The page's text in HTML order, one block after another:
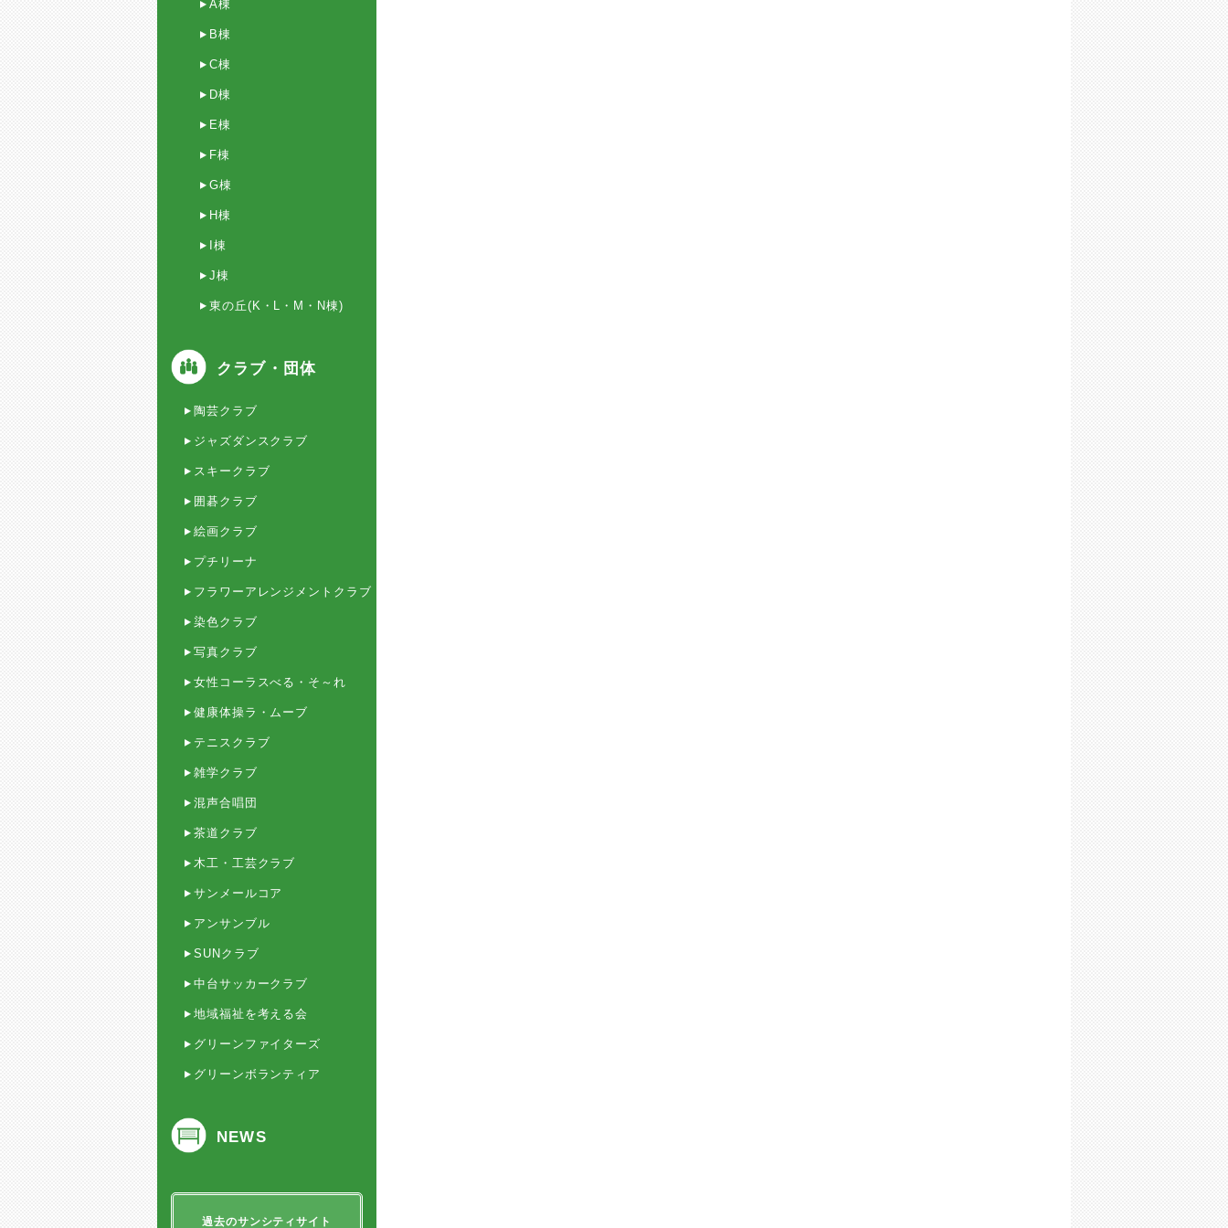
A棟
B棟
C棟
D棟
E棟
F棟
G棟
H棟
I棟
J棟
東の丘(K・L・M・N棟)
クラブ・団体
陶芸クラブ
ジャズダンスクラブ
スキークラブ
囲碁クラブ
絵画クラブ
プチリーナ
フラワーアレンジメントクラブ
染色クラブ
写真クラブ
女性コーラスべる・そ～れ
健康体操ラ・ムーブ
テニスクラブ
雑学クラブ
混声合唱団
茶道クラブ
木工・工芸クラブ
サンメールコア
アンサンブル
SUNクラブ
中台サッカークラブ
地域福祉を考える会
グリーンファイターズ
グリーンボランティア
NEWS
過去のサンシティサイト